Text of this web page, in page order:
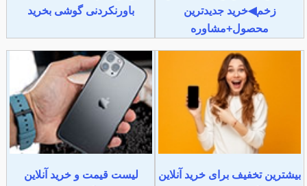
زخم◀خرید جدیدترین
محصول+مشاوره
باورنکردنی گوشی بخرید
بیشترین تخفیف برای خرید آنلاین
لیست قیمت و خرید آنلاین